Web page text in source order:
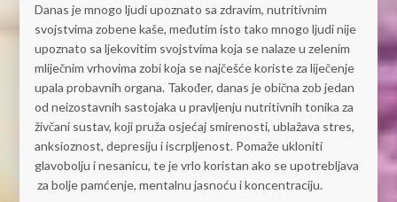
Danas je mnogo ljudi upoznato sa zdravim, nutritivnim
svojstvima zobene kaše, međutim isto tako mnogo ljudi nije
upoznato sa ljekovitim svojstvima koja se nalaze u zelenim
mliječnim vrhovima zobi koja se najčešće koriste za liječenje
upala probavnih organa. Također, danas je obična zob jedan
od neizostavnih sastojaka u pravljenju nutritivnih tonika za
živčani sustav, koji pruža osjećaj smirenosti, ublažava stres,
anksioznost, depresiju i iscrpljenost. Pomaže ukloniti
glavobolju i nesanicu, te je vrlo koristan ako se upotrebljava
za bolje pamćenje, mentalnu jasnoću i koncentraciju.